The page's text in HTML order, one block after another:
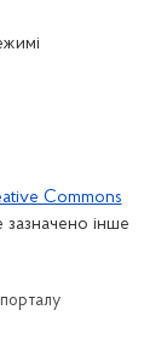
Commons
зазначено інше